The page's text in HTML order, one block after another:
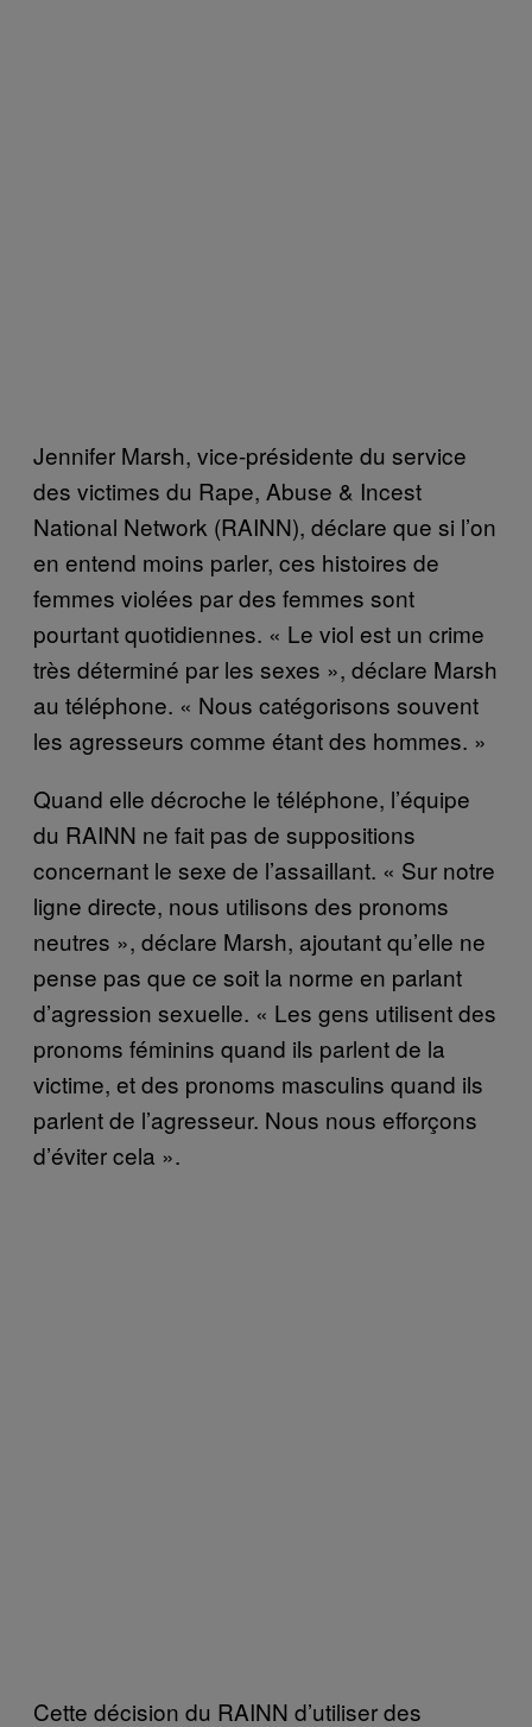
Jennifer Marsh, vice-présidente du service
des victimes du Rape, Abuse & Incest
National Network (RAINN), déclare que si l’on
en entend moins parler, ces histoires de
femmes violées par des femmes sont
pourtant quotidiennes. « Le viol est un crime
très déterminé par les sexes », déclare Marsh
au téléphone. « Nous catégorisons souvent
les agresseurs comme étant des hommes. »
Quand elle décroche le téléphone, l’équipe
du RAINN ne fait pas de suppositions
concernant le sexe de l’assaillant. « Sur notre
ligne directe, nous utilisons des pronoms
neutres », déclare Marsh, ajoutant qu’elle ne
pense pas que ce soit la norme en parlant
d’agression sexuelle. « Les gens utilisent des
pronoms féminins quand ils parlent de la
victime, et des pronoms masculins quand ils
parlent de l’agresseur. Nous nous efforçons
d’éviter cela ».
Cette décision du RAINN d’utiliser des